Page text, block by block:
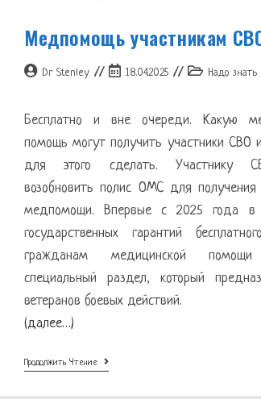
Медпомощь участникам
АвторDr Stenley
Запись18.04.2025
РубрикаНадо знать
Бесплатно и вне очереди. Какую
помощь могут получить участники СВО
для этого сделать. Участнику
возобновить полис ОМС для получения
медпомощи. Впервые с 2025 года в
государственных гарантий
гражданам медицинской помощи
специальный раздел, который
ветеранов боевых действий.
(далее…)
Продолжить ЧтениеМедпомощь
Участникам